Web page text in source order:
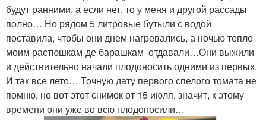
будут ранними, а если нет, то у меня и другой рассады
полно… Но рядом 5 литровые бутыли с водой
поставила, чтобы они днем нагревались, а ночью тепло
моим растюшкам-де барашкам отдавали…Они выжили
и действительно начали плодоносить одними из первых.
И так все лето… Точную дату первого спелого томата не
помню, но вот этот снимок от 15 июля, значит, к этому
времени они уже во всю плодоносили…